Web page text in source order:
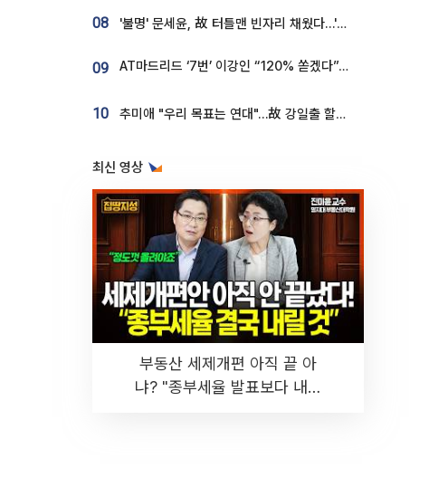
08 '불명' 문세윤, 故 터틀맨 빈자리 채웠다…'거북이' 눈물의 최종 우승
09 AT마드리드 ‘7번’ 이강인 “120% 쏟겠다”⋯시메오네 감독 “필요한 선수”
10 추미애 "우리 목표는 연대"…故 강일출 할머니 흉상 제막
최신 영상
부동산 세제개편 아직 끝 아
냐? "종부세율 발표보다 내릴